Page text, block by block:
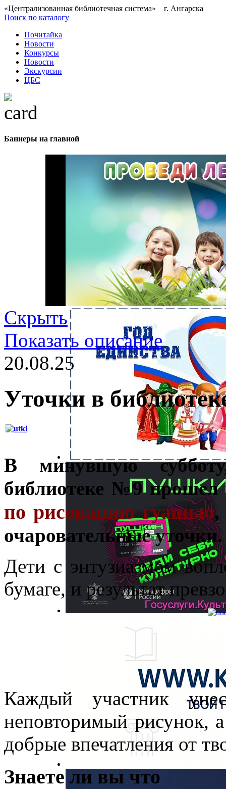
«Централизованная библиотечная система» г. Ангарска
Поиск по каталогу
Почитайка
Новости
Конкурсы
Новости
Экскурсии
ЦБС
Баннеры на главной
Скрыть
Показать описание
20.08.25
Уточки в
В минувшую
библиотеке №9 прошел
по рисованию гуашью,
очаровательные уточки.
Дети с энтузиазмом
бумаге, и результат
Каждый участник
неповторимый рисунок,
добрые впечатления от
Знаете ли вы что